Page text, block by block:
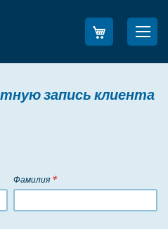
запись клиента
Фамилия *